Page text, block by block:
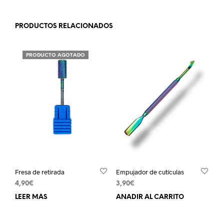
PRODUCTOS RELACIONADOS
PRODUCTO AGOTADO
Fresa de retirada
4,90€
LEER MÁS
Empujador de cutículas
3,90€
AÑADIR AL CARRITO